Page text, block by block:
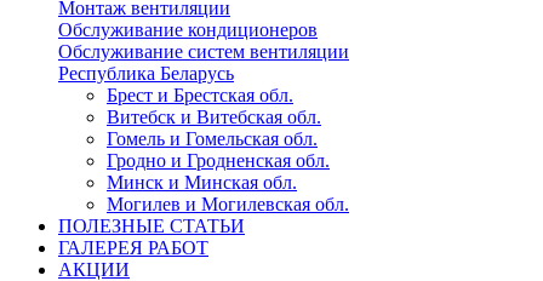
Монтаж вентиляции
Обслуживание кондиционеров
Обслуживание систем вентиляции
Республика Беларусь
Брест и Брестская обл.
Витебск и Витебская обл.
Гомель и Гомельская обл.
Гродно и Гродненская обл.
Минск и Минская обл.
Могилев и Могилевская обл.
ПОЛЕЗНЫЕ СТАТЬИ
ГАЛЕРЕЯ РАБОТ
АКЦИИ